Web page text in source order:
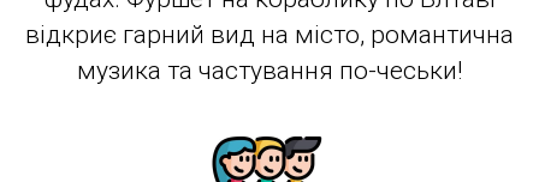
відкриє гарний вид на місто, романтична
музика та частування по-чеськи!